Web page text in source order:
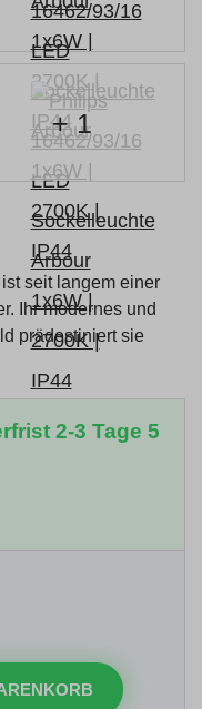
+ 1
seit langem einer
Ihr modernes und
prädestiniert sie
2-3 Tage 5